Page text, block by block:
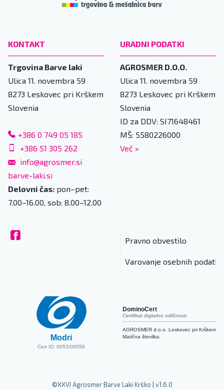
KONTAKT
Trgovina Barve laki
Ulica 11. novembra 59
8273 Leskovec pri Krškem
Slovenia
+386 0 749 05 185
+386 51 305 262
info@agrosmer.si
barve-laki.si
Delovni čas: pon–pet:
7.00–16.00, sob: 8.00–12.00
URADNI PODATKI
AGROSMER D.O.O.
Ulica 11. novembra 59
8273 Leskovec pri Krškem
Slovenia
ID za DDV: SI71648461
MŠ: 5580226000
Več »
Pravno obvestilo
Varovanje osebnih
Modri
Cert ID: 0053/00056
DominoCert
Certifikat digitalne odličnosti
AGROSMER d.o.o. Leskovec pri Krškem
Matična številka:
©XXVI Agrosmer Barve Laki Krško | v1.6.0